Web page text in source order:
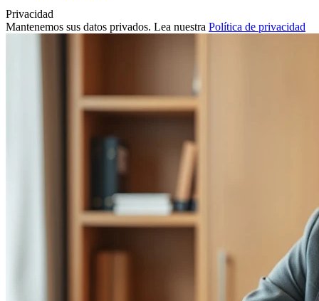
Privacidad
Mantenemos sus datos privados. Lea nuestra Política de privacidad